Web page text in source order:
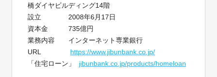
橋ダイヤビルディング14階
設立 2008年6月17日
資本金 735億円
業務内容 インターネット専業銀行
URL https://www.jibunbank.co.jp/
「住宅ローン」 jibunbank.co.jp/products/homeloan